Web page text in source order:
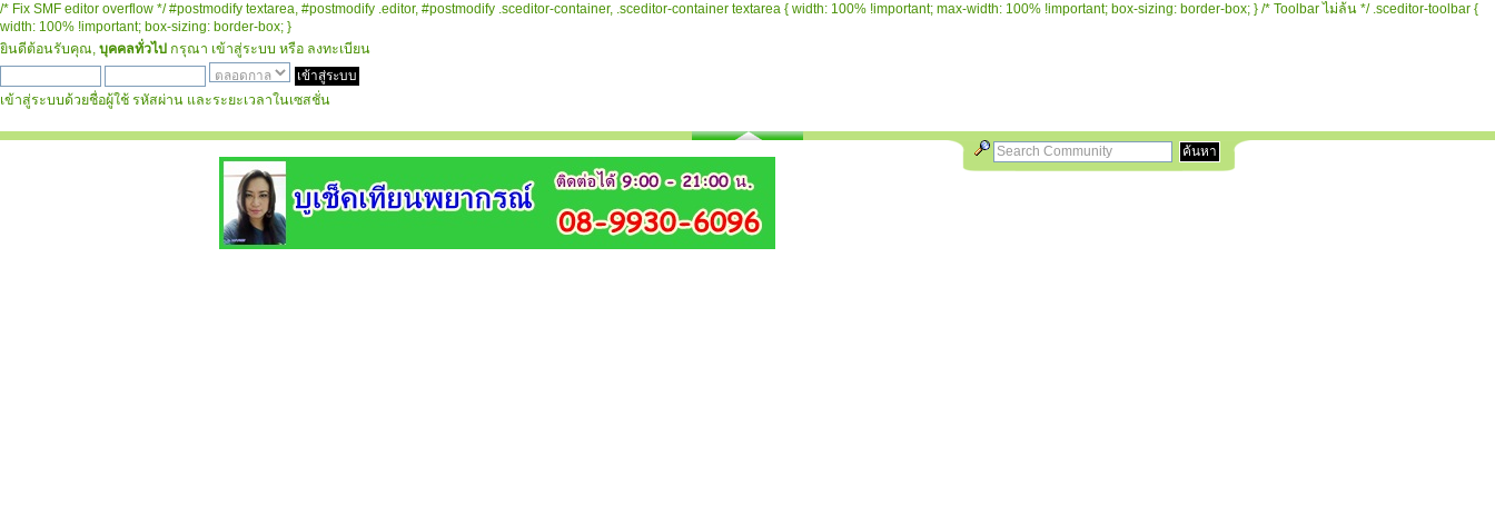
/* Fix SMF editor overflow */ #postmodify textarea, #postmodify .editor, #postmodify .sceditor-container, .sceditor-container textarea { width: 100% !important; max-width: 100% !important; box-sizing: border-box; } /* Toolbar ไม่ล้น */ .sceditor-toolbar {
width: 100% !important; box-sizing: border-box; }
ยินดีต้อนรับคุณ, บุคคลทั่วไป กรุณา เข้าสู่ระบบ หรือ ลงทะเบียน
เข้าสู่ระบบด้วยชื่อผู้ใช้ รหัสผ่าน และระยะเวลาในเซสชั่น